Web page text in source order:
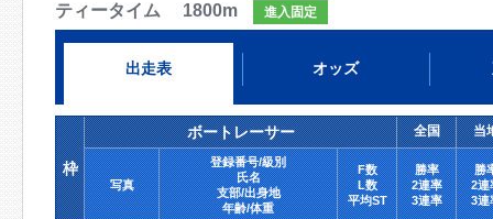
ティータイム 1800m 進入固定
出走表 オッズ
枠
ボートレーサー 全国 当
写真
登録番号/級別
氏名
支部/出身地
年齢/体重
F数
L数
平均ST
勝率
2連率
3連率
勝
2連
3連